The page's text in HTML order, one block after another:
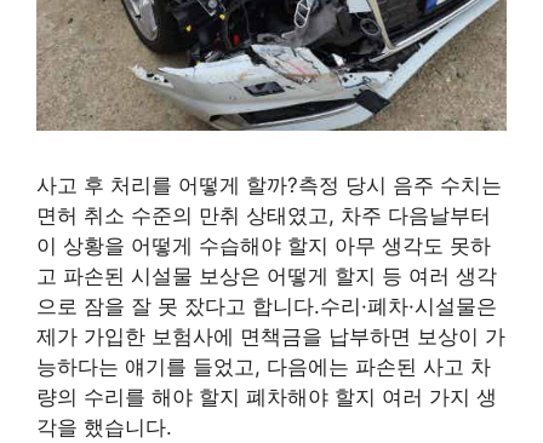
사고 후 처리를 어떻게 할까?측정 당시 음주 수치는
면허 취소 수준의 만취 상태였고, 차주 다음날부터
이 상황을 어떻게 수습해야 할지 아무 생각도 못하
고 파손된 시설물 보상은 어떻게 할지 등 여러 생각
으로 잠을 잘 못 잤다고 합니다.수리·폐차·시설물은
제가 가입한 보험사에 면책금을 납부하면 보상이 가
능하다는 얘기를 들었고, 다음에는 파손된 사고 차
량의 수리를 해야 할지 폐차해야 할지 여러 가지 생
각을 했습니다.